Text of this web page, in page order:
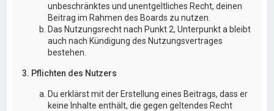
unbeschränktes und unentgeltliches Recht, deinen
Beitrag im Rahmen des Boards zu nutzen.
Das Nutzungsrecht nach Punkt 2, Unterpunkt a bleibt
auch nach Kündigung des Nutzungsvertrages
bestehen.
3. Pflichten des Nutzers
Du erklärst mit der Erstellung eines Beitrags, dass er
keine Inhalte enthält, die gegen geltendes Recht